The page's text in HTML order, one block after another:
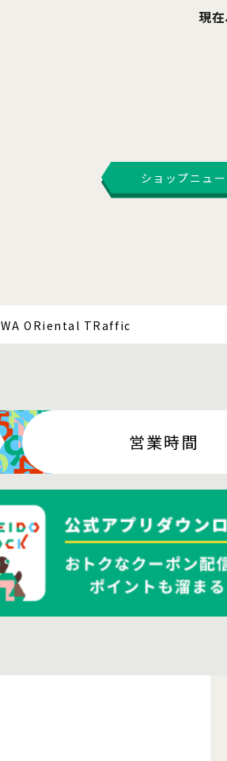
現
ショップニュ
WA ORiental TRaffic
営業時間